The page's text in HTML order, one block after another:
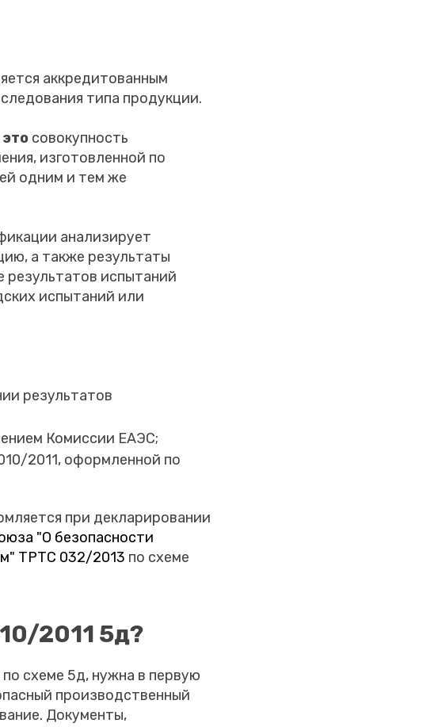
аккредитованным
типа продукции.
совокупность
изготовленной по
одним и тем же
анализирует
а также результаты
результатов испытаний
испытаний или
результатов
Комиссии ЕАЭС;
2011, оформленной по
при декларировании
"О безопасности
ТРТС 032/2013 по схеме
2011 5д?
схеме 5д, нужна в первую
производственный
Документы,